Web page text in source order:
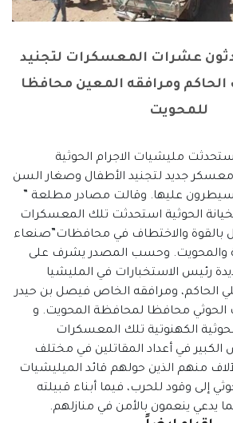
عشرات المعسكرات لتجنيد
الحاكم ومرافقه المعين محافظا
للمحويت
مليشيات الاجرام الحوثية
الكهنوتية أكثر من 30 معسكر جديد لتجنيد الأطفال وصغار السن
عليها. وقالت مصادر مطلعة ”
الحوثية استحدثت تلك المعسكرات
بالقوة والاختطاف في محافظات”صنعاء
والمحويت. وحسب المصدر يشرف على
رئيس الاستخبارات في المليشيا
علي الحاكم، ومرافقه الخاص فيصل بن حيدر
الحوثي محافظا لمحافظة المحويت. و
الكهنوتية تلك المعسكرات
في أعداد المقاتلين في مختلف
منهم الذين حولهم قائد الميليشيات
إلى وقود للحرب، فيما أبناء قبيلته
يدعي ينعمون بالأمن في منازلهم.